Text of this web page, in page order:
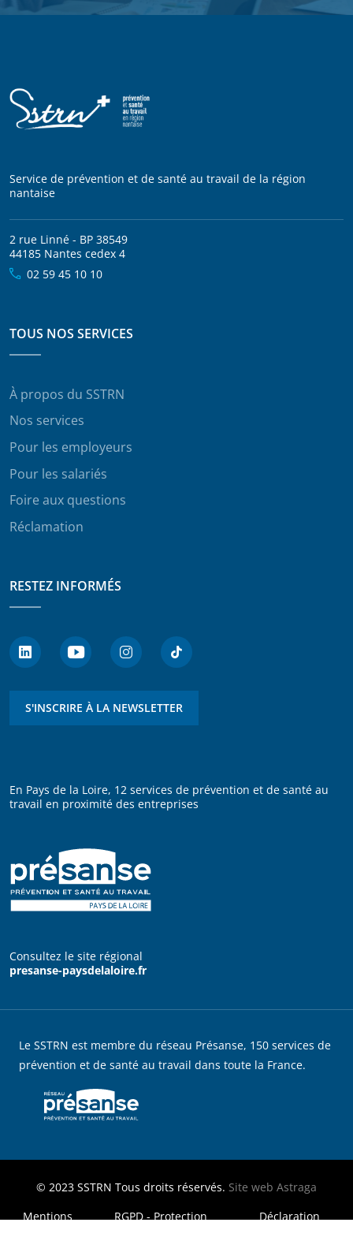
Service de prévention et de santé au travail de la région
nantaise
2 rue Linné - BP 38549
44185 Nantes cedex 4
02 59 45 10 10
TOUS NOS SERVICES
À propos du SSTRN
Nos services
Pour les employeurs
Pour les salariés
Foire aux questions
Réclamation
RESTEZ INFORMÉS
S'INSCRIRE À LA NEWSLETTER
En Pays de la Loire, 12 services de prévention et de santé au
travail en proximité des entreprises
Consultez le site régional
presanse-paysdelaloire.fr
Le SSTRN est membre du réseau Présanse, 150 services de
prévention et de santé au travail dans toute la France.
© 2023 SSTRN Tous droits réservés. Site web Astraga
MENU FOOTER LEGAL
Mentions
RGPD - Protection
Déclaration